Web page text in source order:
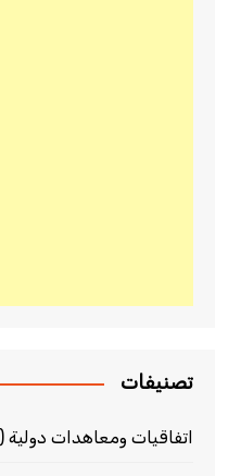
تصنيفات
اتفاقيات ومعاهدات دولية(7)